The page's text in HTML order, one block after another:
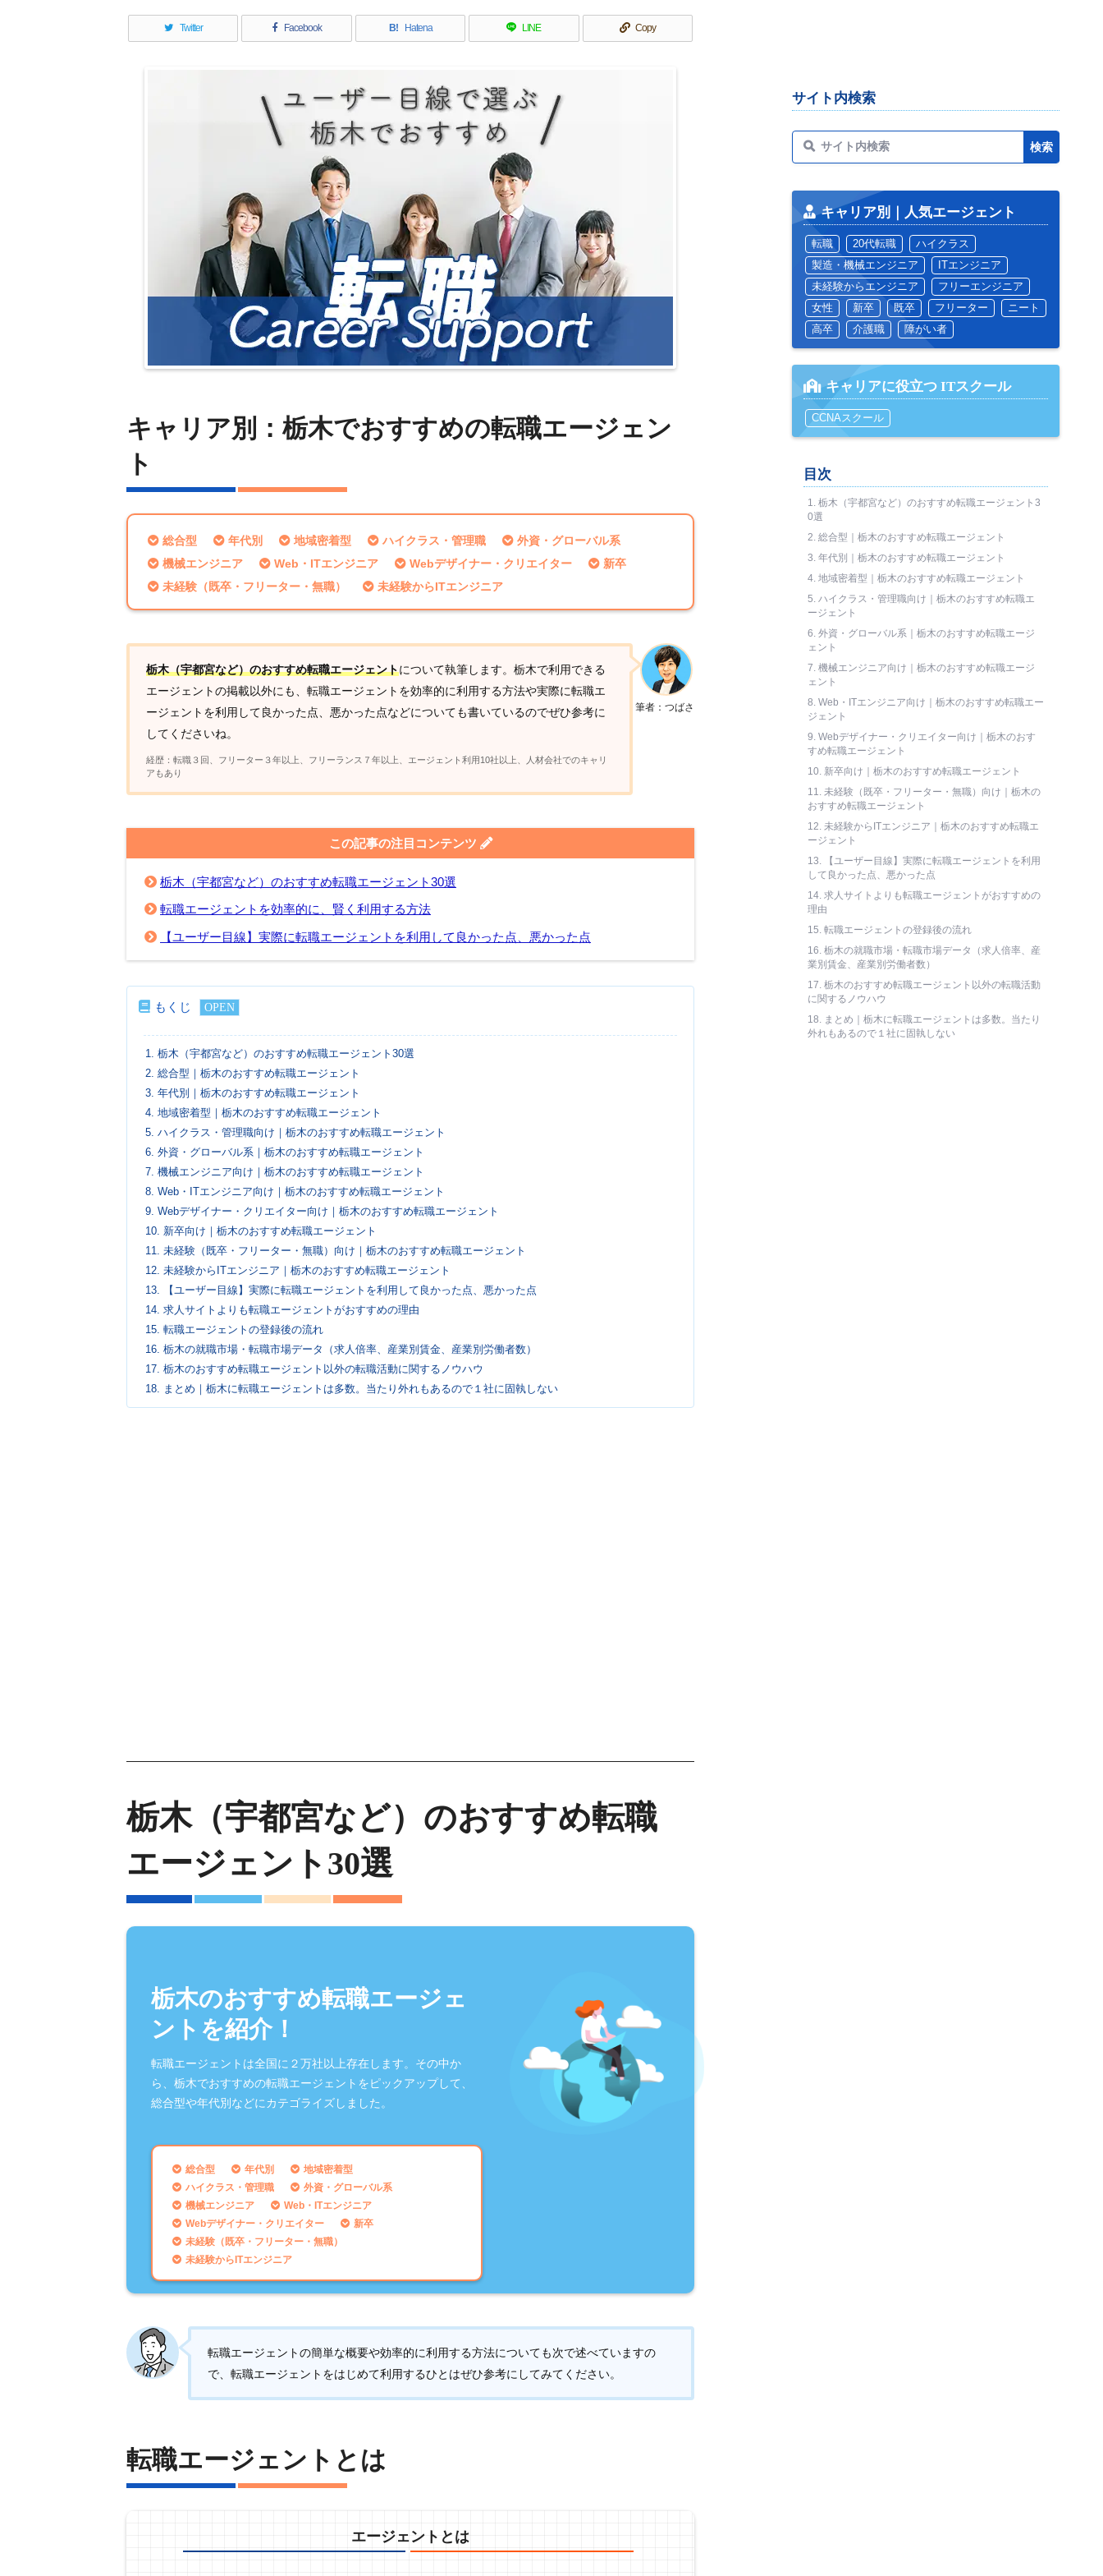
Twitter Facebook B! Hatena LINE Copy
キャリア別：栃木でおすすめの転職エージェン
ト
総合型 年代別 地域密着型 ハイクラス・管理職
外資・グローバル系
機械エンジニア
Web・ITエンジニア Webデザイナー・クリエイター
新卒
未経験（既卒・フリーター・無職）
未経験からITエンジニア
筆者：つばさ
栃木（宇都宮など）のおすすめ転職エージェントについて執筆します。栃木で利用できる
エージェントの掲載以外にも、転職エージェントを効率的に利用する方法や実際に転職エ
ージェントを利用して良かった点、悪かった点などについても書いているのでぜひ参考に
してくださいね。
経歴：転職３回、フリーター３年以上、フリーランス７年以上、エージェント利用10社以上、人材会社でのキャリ
アもあり
この記事の注目コンテンツ
栃木（宇都宮など）のおすすめ転職エージェント30選
転職エージェントを効率的に、賢く利用する方法
【ユーザー目線】実際に転職エージェントを利用して良かった点、悪かった点
もくじ
1.
栃木（宇都宮など）のおすすめ転職エージェント30選
2. 総合型｜栃木のおすすめ転職エージェント
3. 年代別｜栃木のおすすめ転職エージェント
4. 地域密着型｜栃木のおすすめ転職エージェント
5. ハイクラス・管理職向け｜栃木のおすすめ転職エージェント
6. 外資・グローバル系｜栃木のおすすめ転職エージェント
7. 機械エンジニア向け｜栃木のおすすめ転職エージェント
8. Web・ITエンジニア向け｜栃木のおすすめ転職エージェント
9. Webデザイナー・クリエイター向け｜栃木のおすすめ転職エージェント
10. 新卒向け｜栃木のおすすめ転職エージェント
11.
未経験（既卒・フリーター・無職）向け｜栃木のおすすめ転職エージェント
12. 未経験からITエンジニア｜栃木のおすすめ転職エージェント
13.
【ユーザー目線】実際に転職エージェントを利用して良かった点、悪かった点
14. 求人サイトよりも転職エージェントがおすすめの理由
15. 転職エージェントの登録後の流れ
16. 栃木の就職市場・転職市場データ（求人倍率、産業別賃金、産業別労働者数）
17. 栃木のおすすめ転職エージェント以外の転職活動に関するノウハウ
18.
まとめ｜栃木に転職エージェントは多数。当たり外れもあるので１社に固執しない
栃木（宇都宮など）のおすすめ転職
エージェント30選
栃木のおすすめ転職エージェ
ントを紹介！
転職エージェントは全国に２万社以上存在します。その中か
ら、栃木でおすすめの転職エージェントをピックアップして、
総合型や年代別などにカテゴライズしました。
総合型 年代別
地域密着型
ハイクラス・管理職
外資・グローバル系
機械エンジニア
Web・ITエンジニア
Webデザイナー・クリエイター
新卒
未経験（既卒・フリーター・無職）
未経験からITエンジニア
転職エージェントの簡単な概要や効率的に利用する方法についても次で述べていますの
で、転職エージェントをはじめて利用するひとはぜひ参考にしてみてください。
転職エージェントとは
エージェントとは
サイト内検索
キャリア別｜人気エージェント
転職 20代転職
ハイクラス
製造・機械エンジニア
ITエンジニア
未経験からエンジニア
フリーエンジニア
女性
新卒 既卒 フリーター
ニート
高卒
介護職 障がい者
キャリアに役立つ ITスクール
CCNAスクール
目次
1. 栃木（宇都宮など）のおすすめ転職エージェント3
0選
2. 総合型｜栃木のおすすめ転職エージェント
3. 年代別｜栃木のおすすめ転職エージェント
4. 地域密着型｜栃木のおすすめ転職エージェント
5. ハイクラス・管理職向け｜栃木のおすすめ転職エ
ージェント
6. 外資・グローバル系｜栃木のおすすめ転職エージ
ェント
7. 機械エンジニア向け｜栃木のおすすめ転職エージ
ェント
8. Web・ITエンジニア向け｜栃木のおすすめ転職エー
ジェント
9. Webデザイナー・クリエイター向け｜栃木のおす
すめ転職エージェント
10. 新卒向け｜栃木のおすすめ転職エージェント
11. 未経験（既卒・フリーター・無職）向け｜栃木の
おすすめ転職エージェント
12. 未経験からITエンジニア｜栃木のおすすめ転職エ
ージェント
13. 【ユーザー目線】実際に転職エージェントを利用
して良かった点、悪かった点
14. 求人サイトよりも転職エージェントがおすすめの
理由
15. 転職エージェントの登録後の流れ
16. 栃木の就職市場・転職市場データ（求人倍率、産
業別賃金、産業別労働者数）
17. 栃木のおすすめ転職エージェント以外の転職活動
に関するノウハウ
18. まとめ｜栃木に転職エージェントは多数。当たり
外れもあるので１社に固執しない